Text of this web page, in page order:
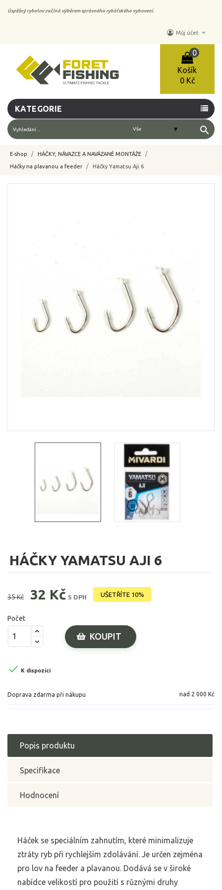
Úspěšný rybolov začíná výběrem správného rybářského vybavení.
Můj účet keyboard_arrow_down
Košík
0
0 Kč
KATEGORIE
search
E-shop HÁČKY, NÁVAZCE A NAVÁZANÉ MONTÁŽE
Háčky na plavanou a feeder Háčky Yamatsu Aji 6
HÁČKY YAMATSU AJI 6
35 Kč 32 Kč S DPH UŠETŘÍTE 10%
Počet
KOUPIT
 K dispozici
Doprava zdarma při nákupu nad 2 000 Kč
Popis produktu
Specifikace
Hodnocení
Háček se speciálním zahnutím, které minimalizuje
ztráty ryb při rychlejším zdolávání. Je určen zejména
pro lov na feeder a plavanou. Dodává se v široké
nabídce velikostí pro použití s různými druhy